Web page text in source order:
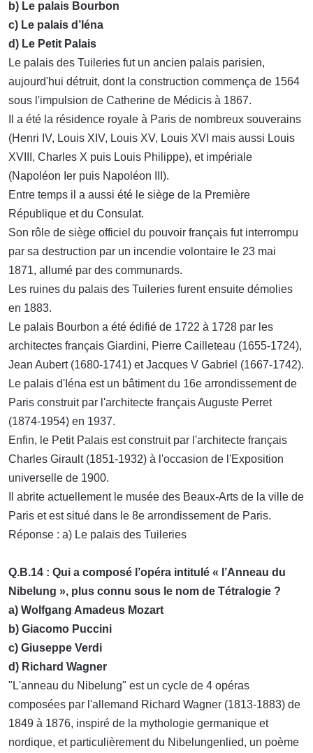
b) Le palais Bourbon
c) Le palais d’Iéna
d) Le Petit Palais
Le palais des Tuileries fut un ancien palais parisien,
aujourd'hui détruit, dont la construction commença de 1564
sous l'impulsion de Catherine de Médicis à 1867.
Il a été la résidence royale à Paris de nombreux souverains
(Henri IV, Louis XIV, Louis XV, Louis XVI mais aussi Louis
XVIII, Charles X puis Louis Philippe), et impériale
(Napoléon Ier puis Napoléon III).
Entre temps il a aussi été le siège de la Première
République et du Consulat.
Son rôle de siège officiel du pouvoir français fut interrompu
par sa destruction par un incendie volontaire le 23 mai
1871, allumé par des communards.
Les ruines du palais des Tuileries furent ensuite démolies
en 1883.
Le palais Bourbon a été édifié de 1722 à 1728 par les
architectes français Giardini, Pierre Cailleteau (1655-1724),
Jean Aubert (1680-1741) et Jacques V Gabriel (1667-1742).
Le palais d'Iéna est un bâtiment du 16e arrondissement de
Paris construit par l'architecte français Auguste Perret
(1874-1954) en 1937.
Enfin, le Petit Palais est construit par l'architecte français
Charles Girault (1851-1932) à l'occasion de l'Exposition
universelle de 1900.
Il abrite actuellement le musée des Beaux-Arts de la ville de
Paris et est situé dans le 8e arrondissement de Paris.
Réponse : a) Le palais des Tuileries
Q.B.14 : Qui a composé l’opéra intitulé « l’Anneau du
Nibelung », plus connu sous le nom de Tétralogie ?
a) Wolfgang Amadeus Mozart
b) Giacomo Puccini
c) Giuseppe Verdi
d) Richard Wagner
"L'anneau du Nibelung" est un cycle de 4 opéras
composées par l'allemand Richard Wagner (1813-1883) de
1849 à 1876, inspiré de la mythologie germanique et
nordique, et particulièrement du Nibelungenlied, un poème